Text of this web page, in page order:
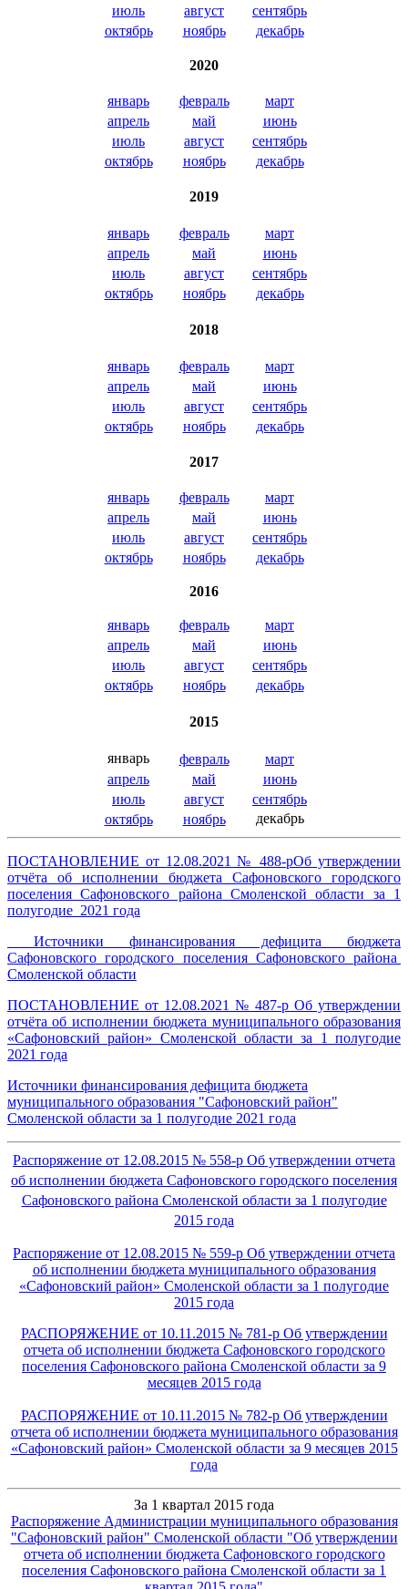
июль
август
сентябрь
октябрь
ноябрь декабрь
2020
январь февраль
март
апрель
май
июнь
июль
август
сентябрь
октябрь
ноябрь декабрь
2019
январь февраль
март
апрель
май
июнь
июль
август
сентябрь
октябрь
ноябрь декабрь
2018
январь февраль
март
апрель
май
июнь
июль
август
сентябрь
октябрь
ноябрь декабрь
2017
январь февраль
март
апрель
май
июнь
июль
август
сентябрь
октябрь
ноябрь декабрь
2016
январь февраль
март
апрель
май
июнь
июль
август
сентябрь
октябрь
ноябрь декабрь
2015
январь февраль
март
апрель
май
июнь
июль
август
сентябрь
октябрь
ноябрь декабрь
ПОСТАНОВЛЕНИЕ от 12.08.2021 № 488-рОб утверждении
отчёта об исполнении бюджета Сафоновского городского
поселения Сафоновского района Смоленской области за 1
полугодие 2021 года
Источники финансирования дефицита бюджета
Сафоновского городского поселения Сафоновского района
Смоленской области
ПОСТАНОВЛЕНИЕ от 12.08.2021 № 487-р Об утверждении
отчёта об исполнении бюджета муниципального образования
«Сафоновский район» Смоленской области за 1 полугодие
2021 года
Источники финансирования дефицита бюджета
муниципального образования "Сафоновский район"
Смоленской области за 1 полугодие 2021 года
Распоряжение от 12.08.2015 № 558-р Об утверждении отчета
об исполнении бюджета Сафоновского городского поселения
Сафоновского района Смоленской области за 1 полугодие
2015 года
Распоряжение от 12.08.2015 № 559-р Об утверждении отчета
об исполнении бюджета муниципального образования
«Сафоновский район» Смоленской области за 1 полугодие
2015 года
РАСПОРЯЖЕНИЕ от 10.11.2015 № 781-р Об утверждении
отчета об исполнении бюджета Сафоновского городского
поселения Сафоновского района Смоленской области за 9
месяцев 2015 года
РАСПОРЯЖЕНИЕ от 10.11.2015 № 782-р Об утверждении
отчета об исполнении бюджета муниципального образования
«Сафоновский район» Смоленской области за 9 месяцев 2015
года
За 1 квартал 2015 года
Распоряжение Администрации муниципального образования
"Сафоновский район" Смоленской области "Об утверждении
отчета об исполнении бюджета Сафоновского городского
поселения Сафоновского района Смоленской области за 1